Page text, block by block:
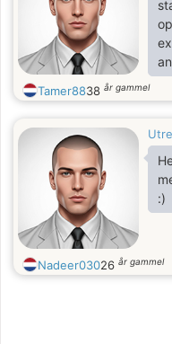
stay
Tamer8838 år gammel
:)
Nadeer03026 år gammel